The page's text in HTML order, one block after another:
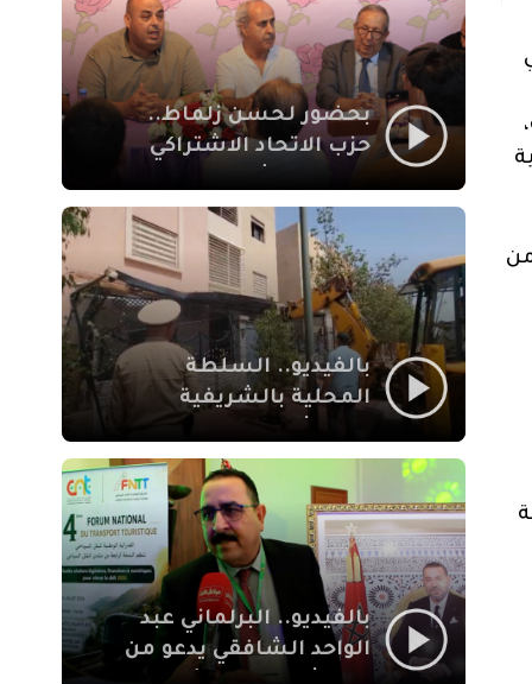
من
بحضور لحسن زلماط..
حزب الاتحاد الاشتراكي
مقراً بمقاطعة سيدي
يوسف بن علي مراكش
بالفيديو.. السلطة
المحلية بالشريفية
بنايات غير قانونية بإقامة
الإيمان
بالفيديو.. البرلماني عبد
الواحد الشافقي يدعو من